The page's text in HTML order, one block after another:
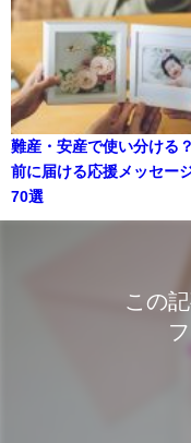
難産・安産で使い分ける
前に届ける応援メッセー
70選
この